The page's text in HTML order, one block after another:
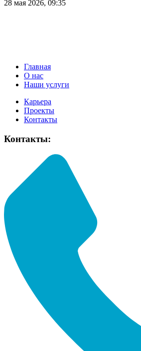
28 мая 2026, 09:35
Главная
О нас
Наши услуги
Карьера
Проекты
Контакты
Контакты: